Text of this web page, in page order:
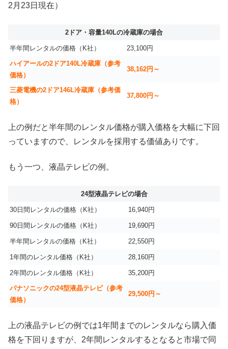
2月23日現在）
2ドア・容量140Lの冷蔵庫の場合
半年間レンタルの価格（K社）
23,100円
ハイアールの2ドア140L冷蔵庫（参考
価格）
38,162円～
三菱電機の2ドア146L冷蔵庫（参考価
格）
37,800円～
上の例だと半年間のレンタル価格が購入価格を大幅に下回
っていますので、レンタルを採用する価値ありです。
もう一つ、液晶テレビの例。
24型液晶テレビの場合
30日間レンタルの価格（K社） 16,940円
90日間レンタルの価格（K社） 19,690円
半年間レンタルの価格（K社） 22,550円
1年間のレンタル価格（K社） 28,160円
2年間のレンタル価格（K社）
35,200円
パナソニックの24型液晶テレビ（参考
価格）
29,500円～
上の液晶テレビの例では1年間までのレンタルなら購入価
格を下回りますが、2年間レンタルするとなると市場で同